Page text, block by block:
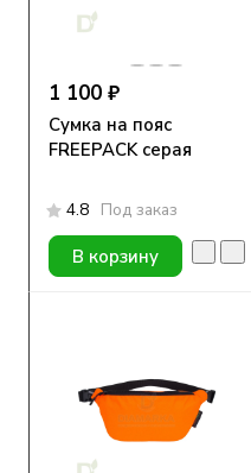
1 100 ₽
Сумка на пояс
FREEPACK серая
4.8 Под заказ
В корзину